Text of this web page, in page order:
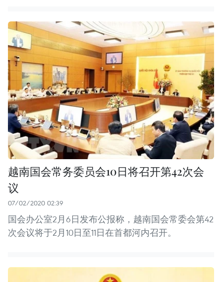
越南国会常务委员会10日将召开第42次会
议
07/02/2020 02:39
国会办公室2月6日发布公报称，越南国会常委会第42
次会议将于2月10日至11日在首都河内召开。